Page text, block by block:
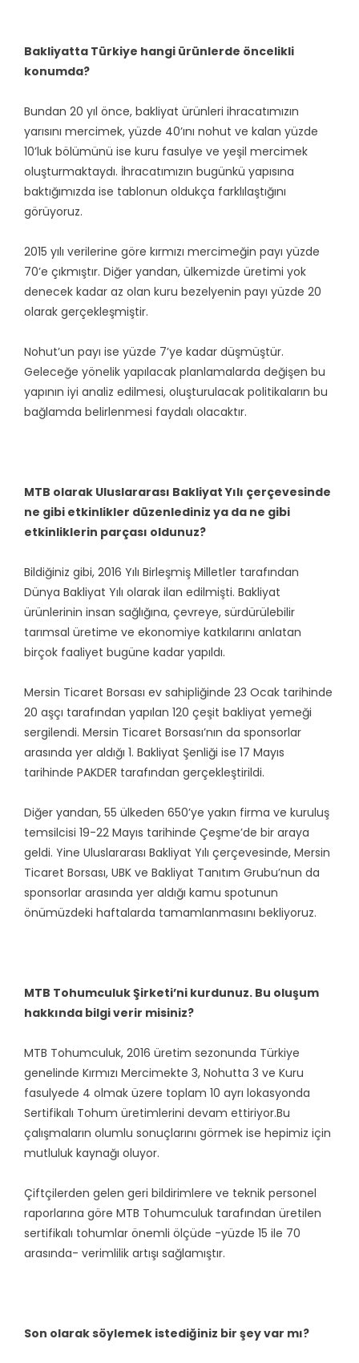
Bakliyatta Türkiye hangi ürünlerde öncelikli
konumda?
Bundan 20 yıl önce, bakliyat ürünleri ihracatımızın
yarısını mercimek, yüzde 40’ını nohut ve kalan yüzde
10’luk bölümünü ise kuru fasulye ve yeşil mercimek
oluşturmaktaydı. İhracatımızın bugünkü yapısına
baktığımızda ise tablonun oldukça farklılaştığını
görüyoruz.
2015 yılı verilerine göre kırmızı mercimeğin payı yüzde
70’e çıkmıştır. Diğer yandan, ülkemizde üretimi yok
denecek kadar az olan kuru bezelyenin payı yüzde 20
olarak gerçekleşmiştir.
Nohut’un payı ise yüzde 7’ye kadar düşmüştür.
Geleceğe yönelik yapılacak planlamalarda değişen bu
yapının iyi analiz edilmesi, oluşturulacak politikaların bu
bağlamda belirlenmesi faydalı olacaktır.
MTB olarak Uluslararası Bakliyat Yılı çerçevesinde
ne gibi etkinlikler düzenlediniz ya da ne gibi
etkinliklerin parçası oldunuz?
Bildiğiniz gibi, 2016 Yılı Birleşmiş Milletler tarafından
Dünya Bakliyat Yılı olarak ilan edilmişti. Bakliyat
ürünlerinin insan sağlığına, çevreye, sürdürülebilir
tarımsal üretime ve ekonomiye katkılarını anlatan
birçok faaliyet bugüne kadar yapıldı.
Mersin Ticaret Borsası ev sahipliğinde 23 Ocak tarihinde
20 aşçı tarafından yapılan 120 çeşit bakliyat yemeği
sergilendi. Mersin Ticaret Borsası’nın da sponsorlar
arasında yer aldığı 1. Bakliyat Şenliği ise 17 Mayıs
tarihinde PAKDER tarafından gerçekleştirildi.
Diğer yandan, 55 ülkeden 650’ye yakın firma ve kuruluş
temsilcisi 19-22 Mayıs tarihinde Çeşme’de bir araya
geldi. Yine Uluslararası Bakliyat Yılı çerçevesinde, Mersin
Ticaret Borsası, UBK ve Bakliyat Tanıtım Grubu’nun da
sponsorlar arasında yer aldığı kamu spotunun
önümüzdeki haftalarda tamamlanmasını bekliyoruz.
MTB Tohumculuk Şirketi’ni kurdunuz. Bu oluşum
hakkında bilgi verir misiniz?
MTB Tohumculuk, 2016 üretim sezonunda Türkiye
genelinde Kırmızı Mercimekte 3, Nohutta 3 ve Kuru
fasulyede 4 olmak üzere toplam 10 ayrı lokasyonda
Sertifikalı Tohum üretimlerini devam ettiriyor.Bu
çalışmaların olumlu sonuçlarını görmek ise hepimiz için
mutluluk kaynağı oluyor.
Çiftçilerden gelen geri bildirimlere ve teknik personel
raporlarına göre MTB Tohumculuk tarafından üretilen
sertifikalı tohumlar önemli ölçüde -yüzde 15 ile 70
arasında- verimlilik artışı sağlamıştır.
Son olarak söylemek istediğiniz bir şey var mı?